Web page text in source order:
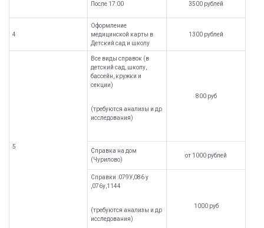
После 17:00 3500 рублей
4
Оформление
медицинской карты в
Детский сад и школу
1300 рублей
5
Все виды справок (в
детский сад, школу,
бассейн, кружки и
секции)
(требуются анализы и др
исследования)
800 руб
Справка на дом
(Чурилово)
от 1000 рублей
Справки :079У,086 у
,076у,1144
(требуются анализы и др
исследования)
1000 руб